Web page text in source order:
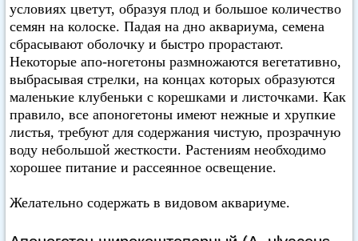
условиях цветут, образуя плод и большое количество
семян на колоске. Падая на дно аквариума, семена
сбрасывают оболочку и быстро прорастают.
Некоторые апо-ногетоны размножаются вегетативно,
выбрасывая стрелки, на концах которых образуются
маленькие клубеньки с корешками и листочками. Как
правило, все апоногетоны имеют нежные и хрупкие
листья, требуют для содержания чистую, прозрачную
воду небольшой жесткости. Растениям необходимо
хорошее питание и рассеянное освещение.
Желательно содержать в видовом аквариуме.